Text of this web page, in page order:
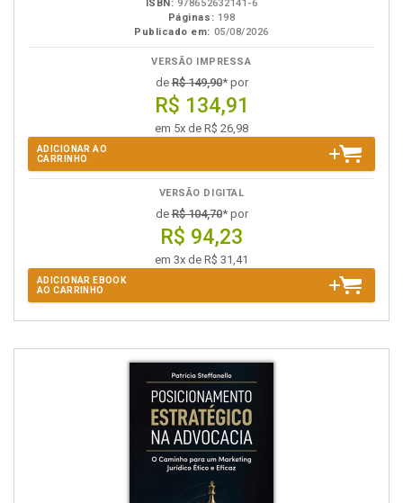
ISBN: 978652632141-6
Páginas: 198
Publicado em: 05/08/2026
VERSÃO IMPRESSA
deR$ 149,90* por
R$ 134,91
em 5x de R$ 26,98
ADICIONAR AO
CARRINHO
VERSÃO DIGITAL
deR$ 104,70* por
R$ 94,23
em 3x de R$ 31,41
ADICIONAR EBOOK
AO CARRINHO